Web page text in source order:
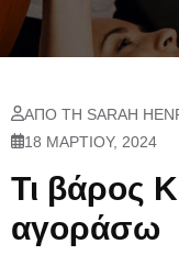
ΑΠΌ ΤΗ SARAH
18 ΜΑΡΤΊΟΥ, 2024
Τι βάρος
αγοράσω